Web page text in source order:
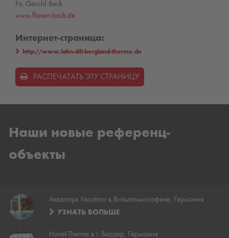
Fa. Gerold Beck
www.fliesen-beck.de
Интернет-страница:
http://www.lahn-dill-bergland-therme.de
РАСПЕЧАТАТЬ ЭТУ СТРАНИЦУ
Наши новые референц-
объекты
Аквапарк Nautimo в Вильгельмсхафене, Германия
УЗНАТЬ БОЛЬШЕ
Havel-Therme в г. Вердер, Германия